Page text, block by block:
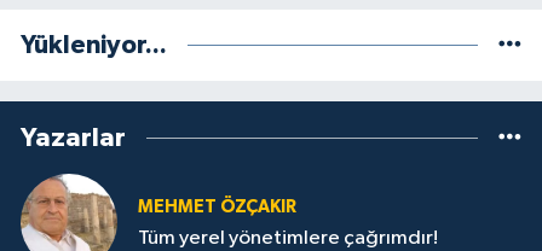
Yükleniyor...
Yazarlar
MEHMET ÖZÇAKIR
Tüm yerel yönetimlere çağrımdır!